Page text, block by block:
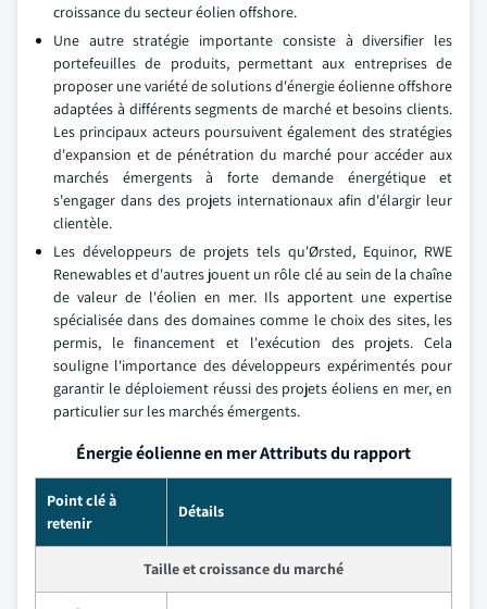
croissance du secteur éolien offshore.
Une autre stratégie importante consiste à diversifier les
portefeuilles de produits, permettant aux entreprises de
proposer une variété de solutions d'énergie éolienne offshore
adaptées à différents segments de marché et besoins clients.
Les principaux acteurs poursuivent également des stratégies
d'expansion et de pénétration du marché pour accéder aux
marchés émergents à forte demande énergétique et
s'engager dans des projets internationaux afin d'élargir leur
clientèle.
Les développeurs de projets tels qu'Ørsted, Equinor, RWE
Renewables et d'autres jouent un rôle clé au sein de la chaîne
de valeur de l'éolien en mer. Ils apportent une expertise
spécialisée dans des domaines comme le choix des sites, les
permis, le financement et l'exécution des projets. Cela
souligne l'importance des développeurs expérimentés pour
garantir le déploiement réussi des projets éoliens en mer, en
particulier sur les marchés émergents.
Énergie éolienne en mer Attributs du rapport
Point clé à
retenir
Détails
Taille et croissance du marché